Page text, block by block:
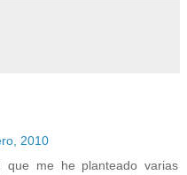
2010
que me he planteado varias